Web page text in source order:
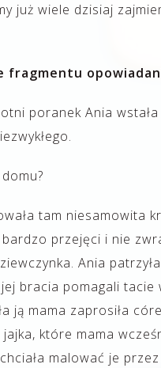
już wiele dzisiaj
fragmentu
poranek Ania
tam niesamowita
przejęci i nie
Ania
bracia pomagali
ją mama zaprosiła
które mama
malować je